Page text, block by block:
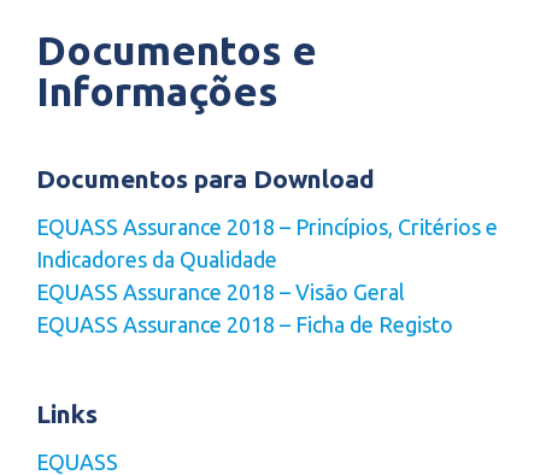
Documentos e
Informações
Documentos para Download
EQUASS Assurance 2018 – Princípios, Critérios e
Indicadores da Qualidade
EQUASS Assurance 2018 – Visão Geral
EQUASS Assurance 2018 – Ficha de Registo
Links
EQUASS